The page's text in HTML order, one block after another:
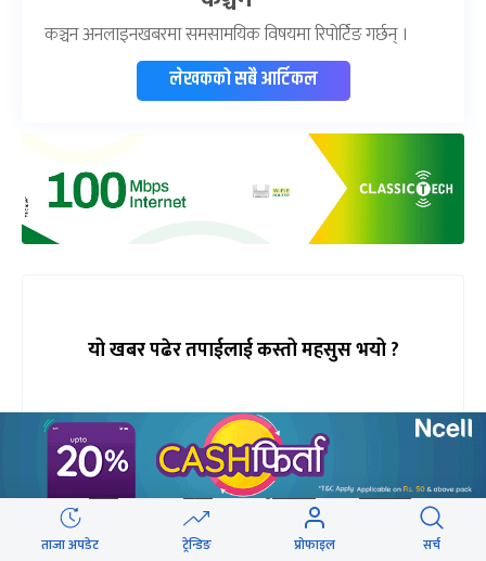
कञ्चन अनलाइनखबरमा समसामयिक विषयमा रिपोर्टिङ गर्छन् ।
लेखकको सबै आर्टिकल
यो खबर पढेर तपाईलाई कस्तो महसुस भयो ?
74%
खुसी दुःखी
5%
अचम्मित
उत्साहित
ताजा अपडेट ट्रेन्डिङ प्रोफाइल सर्च